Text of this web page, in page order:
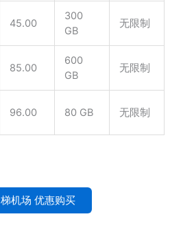
45.00
300
GB
无限制
85.00
600
GB
无限制
96.00 80 GB 无限制
机场 优惠购买